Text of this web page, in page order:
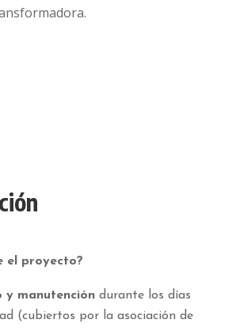
el proyecto?
y manutencióndurante los días
(cubiertos por la asociación de